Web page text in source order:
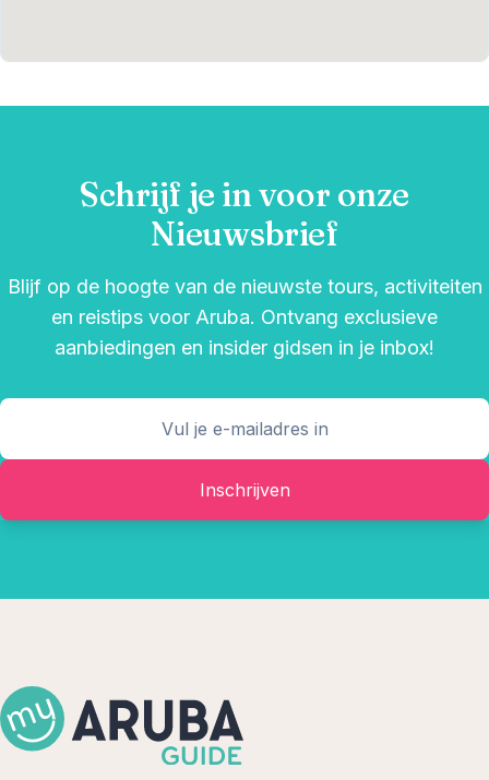
Schrijf je in voor onze
Nieuwsbrief
Blijf op de hoogte van de nieuwste tours, activiteiten
en reistips voor Aruba. Ontvang exclusieve
aanbiedingen en insider gidsen in je inbox!
Inschrijven